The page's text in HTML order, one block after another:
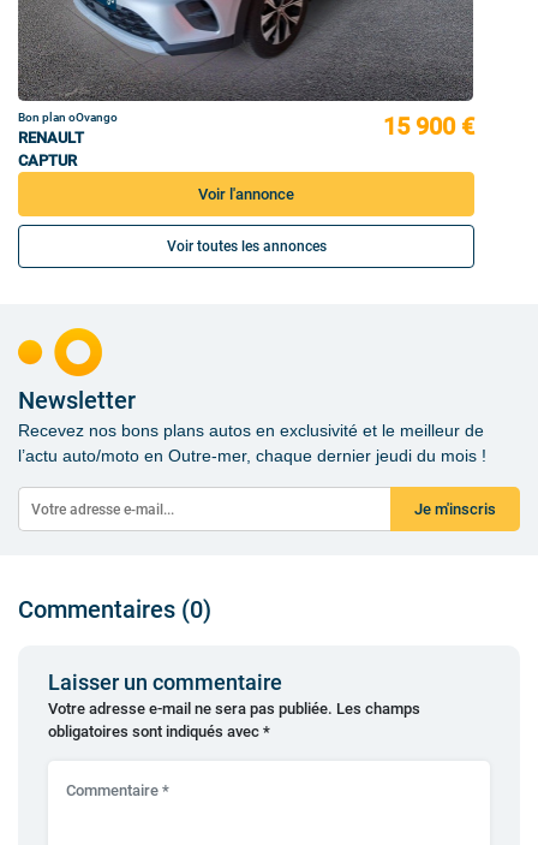
Bon plan oOvango
RENAULT
CAPTUR
15 900 €
Voir l'annonce
Voir toutes les annonces
Newsletter
Recevez nos bons plans autos en exclusivité et le meilleur de
l’actu auto/moto en Outre-mer, chaque dernier jeudi du mois !
Je m'inscris
Commentaires (0)
Laisser un commentaire
Votre adresse e-mail ne sera pas publiée. Les champs
obligatoires sont indiqués avec *